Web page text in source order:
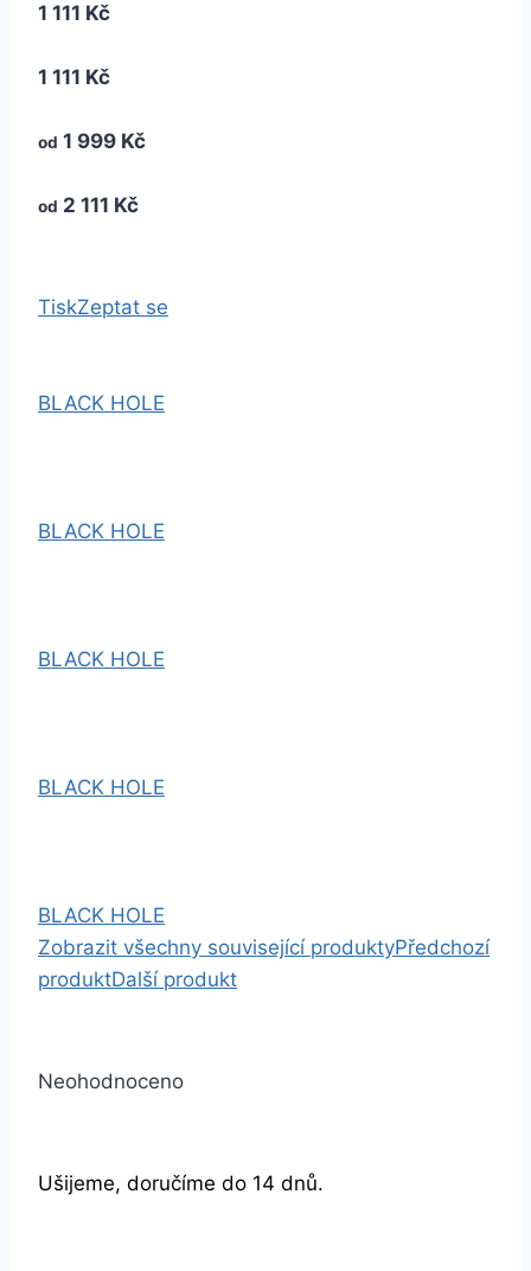
1 111 Kč
1 111 Kč
od 1 999 Kč
od 2 111 Kč
TiskZeptat se
BLACK HOLE
BLACK HOLE
BLACK HOLE
BLACK HOLE
BLACK HOLE
Zobrazit všechny související produktyPředchozí
produktDalší produkt
Neohodnoceno
Ušijeme, doručíme do 14 dnů.